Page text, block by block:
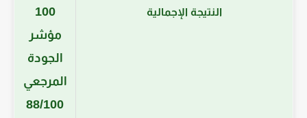
النتيجة الإجمالية
100
مؤشر
الجودة
المرجعي
88/100